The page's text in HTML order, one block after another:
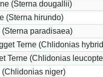
(Sterna dougallii)
(Sterna hirundo)
(Sterna paradisaea)
Terne (Chlidonias
Terne (Chlidonias
(Chlidonias niger)